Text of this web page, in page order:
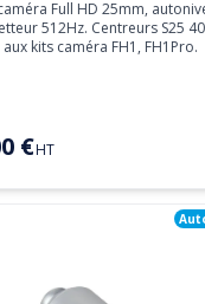
Full HD 25mm,
512Hz. Centreurs S25
kits caméra FH1, FH1Pro.
€HT